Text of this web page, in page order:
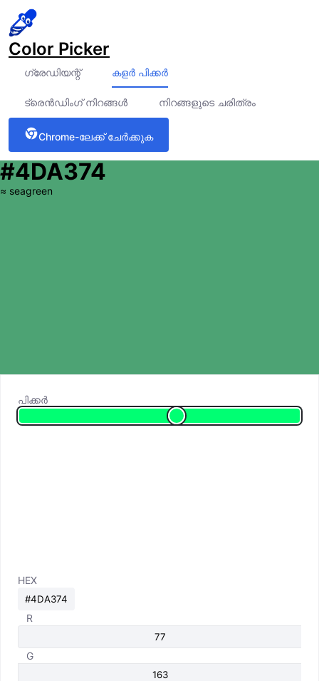
Color Picker
ഗ്രേഡിയന്റ് കളർ പിക്കർ
ട്രെൻഡിംഗ് നിറങ്ങൾ നിറങ്ങളുടെ ചരിത്രം
Chrome-ലേക്ക് ചേർക്കുക
#4DA374
≈ seagreen
പിക്കർ
HEX
R
G